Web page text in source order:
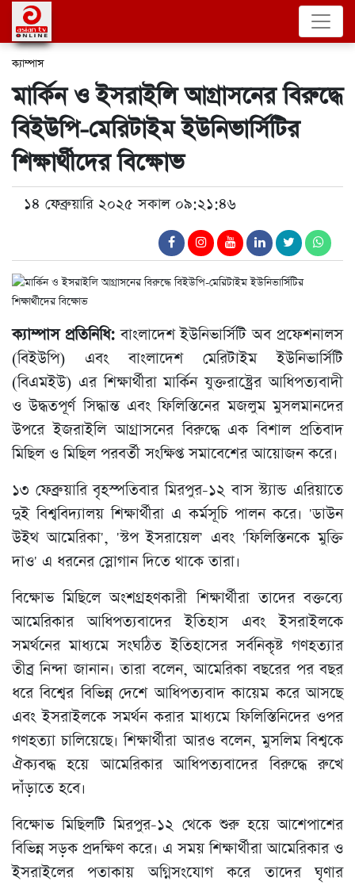
ক্যাম্পাস
মার্কিন ও ইসরাইলি আগ্রাসনের বিরুদ্ধে
বিইউপি-মেরিটাইম ইউনিভার্সিটির
শিক্ষার্থীদের বিক্ষোভ
১৪ ফেব্রুয়ারি ২০২৫ সকাল ০৯:২১:৪৬
ক্যাম্পাস প্রতিনিধি:বাংলাদেশ ইউনিভার্সিটি অব প্রফেশনালস
(বিইউপি) এবং বাংলাদেশ মেরিটাইম ইউনিভার্সিটি
(বিএমইউ) এর শিক্ষার্থীরা মার্কিন যুক্তরাষ্ট্রের আধিপত্যবাদী
ও উদ্ধতপূর্ণ সিদ্ধান্ত এবং ফিলিস্তিনের মজলুম মুসলমানদের
উপরে ইজরাইলি আগ্রাসনের বিরুদ্ধে এক বিশাল প্রতিবাদ
মিছিল ও মিছিল পরবর্তী সংক্ষিপ্ত সমাবেশের আয়োজন করে।
১৩ ফেব্রুয়ারি বৃহস্পতিবার মিরপুর-১২ বাস স্ট্যান্ড এরিয়াতে
দুই বিশ্ববিদ্যালয় শিক্ষার্থীরা এ কর্মসূচি পালন করে। 'ডাউন
উইথ আমেরিকা', 'স্টপ ইসরায়েল' এবং 'ফিলিস্তিনকে মুক্তি
দাও' এ ধরনের স্লোগান দিতে থাকে তারা।
বিক্ষোভ মিছিলে অংশগ্রহণকারী শিক্ষার্থীরা তাদের বক্তব্যে
আমেরিকার আধিপত্যবাদের ইতিহাস এবং ইসরাইলকে
সমর্থনের মাধ্যমে সংঘঠিত ইতিহাসের সর্বনিকৃষ্ট গণহত্যার
তীব্র নিন্দা জানান। তারা বলেন, আমেরিকা বছরের পর বছর
ধরে বিশ্বের বিভিন্ন দেশে আধিপত্যবাদ কায়েম করে আসছে
এবং ইসরাইলকে সমর্থন করার মাধ্যমে ফিলিস্তিনিদের ওপর
গণহত্যা চালিয়েছে। শিক্ষার্থীরা আরও বলেন, মুসলিম বিশ্বকে
ঐক্যবদ্ধ হয়ে আমেরিকার আধিপত্যবাদের বিরুদ্ধে রুখে
দাঁড়াতে হবে।
বিক্ষোভ মিছিলটি মিরপুর-১২ থেকে শুরু হয়ে আশেপাশের
বিভিন্ন সড়ক প্রদক্ষিণ করে। এ সময় শিক্ষার্থীরা আমেরিকার ও
ইসরাইলের পতাকায় অগ্নিসংযোগ করে তাদের ঘৃণার